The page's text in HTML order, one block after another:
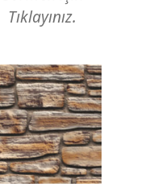
Tıklayınız.